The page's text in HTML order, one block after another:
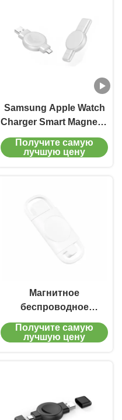
Samsung Apple Watch
Charger Smart Magnetic
только 20г Двойной
интерфейс черный
Получите самую
лучшую цену
Магнитное
беспроводное
зарядное устройство
Apple Watch Iwatch
Получите самую
лучшую цену